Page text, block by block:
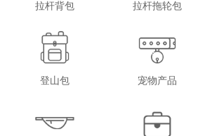
拉杆背包 拉杆拖轮包
登山包 宠物产品